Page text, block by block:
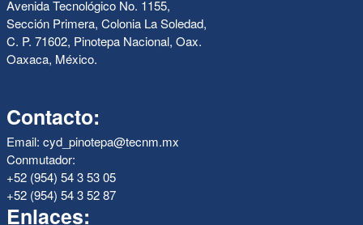
Avenida Tecnológico No. 1155,
Sección Primera, Colonia La Soledad,
C. P. 71602, Pinotepa Nacional, Oax.
Oaxaca, México.
Contacto:
Email: cyd_pinotepa@tecnm.mx
Conmutador:
+52 (954) 54 3 53 05
+52 (954) 54 3 52 87
Enlaces: